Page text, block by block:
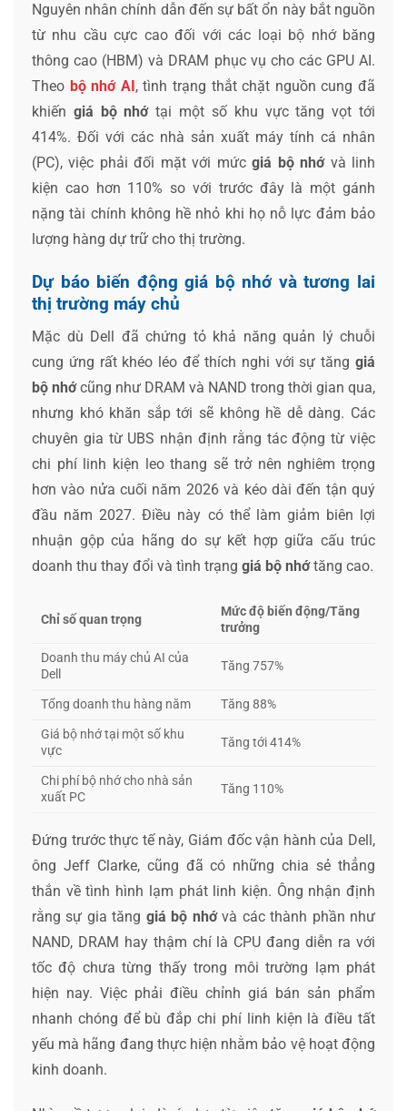
Nguyên nhân chính dẫn đến sự bất ổn này bắt nguồn
từ nhu cầu cực cao đối với các loại bộ nhớ băng
thông cao (HBM) và DRAM phục vụ cho các GPU AI.
Theo bộ nhớ AI , tình trạng thắt chặt nguồn cung đã
khiến giá bộ nhớtại một số khu vực tăng vọt tới
414%. Đối với các nhà sản xuất máy tính cá nhân
(PC), việc phải đối mặt với mứcgiá bộ nhớvà linh
kiện cao hơn 110% so với trước đây là một gánh
nặng tài chính không hề nhỏ khi họ nỗ lực đảm bảo
lượng hàng dự trữ cho thị trường.
Dự báo biến động giá bộ nhớ và tương lai
thị trường máy chủ
Mặc dù Dell đã chứng tỏ khả năng quản lý chuỗi
cung ứng rất khéo léo để thích nghi với sự tăng giá
bộ nhớcũng như DRAM và NAND trong thời gian qua,
nhưng khó khăn sắp tới sẽ không hề dễ dàng. Các
chuyên gia từ UBS nhận định rằng tác động từ việc
chi phí linh kiện leo thang sẽ trở nên nghiêm trọng
hơn vào nửa cuối năm 2026 và kéo dài đến tận quý
đầu năm 2027. Điều này có thể làm giảm biên lợi
nhuận gộp của hãng do sự kết hợp giữa cấu trúc
doanh thu thay đổi và tình trạng giá bộ nhớtăng cao.
Chỉ số quan trọng
Mức độ biến động/Tăng
trưởng
Doanh thu máy chủ AI của
Dell
Tăng 757%
Tổng doanh thu hàng năm
Tăng 88%
Giá bộ nhớ tại một số khu
vực
Tăng tới 414%
Chi phí bộ nhớ cho nhà sản
xuất PC
Tăng 110%
Đứng trước thực tế này, Giám đốc vận hành của Dell,
ông Jeff Clarke, cũng đã có những chia sẻ thẳng
thắn về tình hình lạm phát linh kiện. Ông nhận định
rằng sự gia tăng giá bộ nhớvà các thành phần như
NAND, DRAM hay thậm chí là CPU đang diễn ra với
tốc độ chưa từng thấy trong môi trường lạm phát
hiện nay. Việc phải điều chỉnh giá bán sản phẩm
nhanh chóng để bù đắp chi phí linh kiện là điều tất
yếu mà hãng đang thực hiện nhằm bảo vệ hoạt động
kinh doanh.